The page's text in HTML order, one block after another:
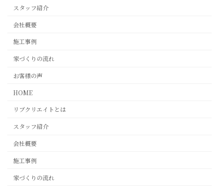
スタッフ紹介
会社概要
施工事例
家づくりの流れ
お客様の声
HOME
リブクリエイトとは
スタッフ紹介
会社概要
施工事例
家づくりの流れ